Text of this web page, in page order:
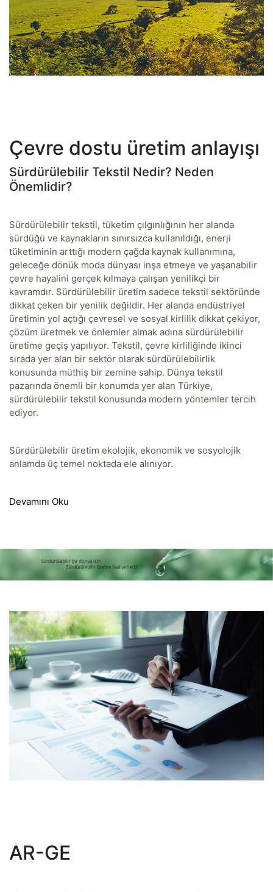
Çevre dostu üretim anlayışı
Sürdürülebilir Tekstil Nedir? Neden
Önemlidir?
Sürdürülebilir tekstil, tüketim çılgınlığının her alanda
sürdüğü ve kaynakların sınırsızca kullanıldığı, enerji
tüketiminin arttığı modern çağda kaynak kullanımına,
geleceğe dönük moda dünyası inşa etmeye ve yaşanabilir
çevre hayalini gerçek kılmaya çalışan yenilikçi bir
kavramdır. Sürdürülebilir üretim sadece tekstil sektöründe
dikkat çeken bir yenilik değildir. Her alanda endüstriyel
üretimin yol açtığı çevresel ve sosyal kirlilik dikkat çekiyor,
çözüm üretmek ve önlemler almak adına sürdürülebilir
üretime geçiş yapılıyor. Tekstil, çevre kirliliğinde ikinci
sırada yer alan bir sektör olarak sürdürülebilirlik
konusunda müthiş bir zemine sahip. Dünya tekstil
pazarında önemli bir konumda yer alan Türkiye,
sürdürülebilir tekstil konusunda modern yöntemler tercih
ediyor.
Sürdürülebilir üretim ekolojik, ekonomik ve sosyolojik
anlamda üç temel noktada ele alınıyor.
Devamını Oku
AR-GE